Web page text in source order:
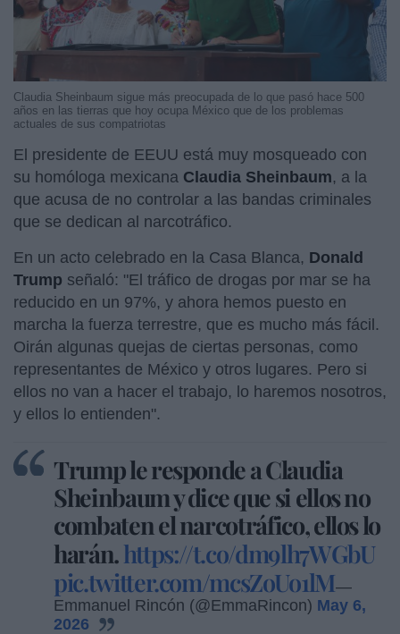
Claudia Sheinbaum sigue más preocupada de lo que pasó hace 500
años en las tierras que hoy ocupa México que de los problemas
actuales de sus compatriotas
El presidente de EEUU está muy mosqueado con
su homóloga mexicana Claudia Sheinbaum, a la
que acusa de no controlar a las bandas criminales
que se dedican al narcotráfico.
En un acto celebrado en la Casa Blanca, Donald
Trump señaló: "El tráfico de drogas por mar se ha
reducido en un 97%, y ahora hemos puesto en
marcha la fuerza terrestre, que es mucho más fácil.
Oirán algunas quejas de ciertas personas, como
representantes de México y otros lugares. Pero si
ellos no van a hacer el trabajo, lo haremos nosotros,
y ellos lo entienden".
Trump le responde a Claudia
Sheinbaum y dice que si ellos no
combaten el narcotráfico, ellos lo
harán.https://t.co/dm9lh7WGbU
pic.twitter.com/mcsZoUo1lM—
Emmanuel Rincón (@EmmaRincon) May 6,
2026